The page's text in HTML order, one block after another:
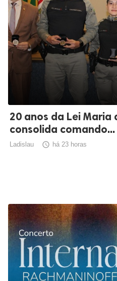
20 anos da Lei Maria
consolida comando...
Ladislau  há 23 horas